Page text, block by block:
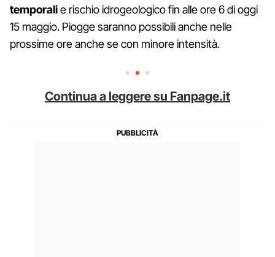
temporalie rischio idrogeologico fin alle ore 6 di oggi
15 maggio. Piogge saranno possibili anche nelle
prossime ore anche se con minore intensità.
Continua a leggere su Fanpage.it